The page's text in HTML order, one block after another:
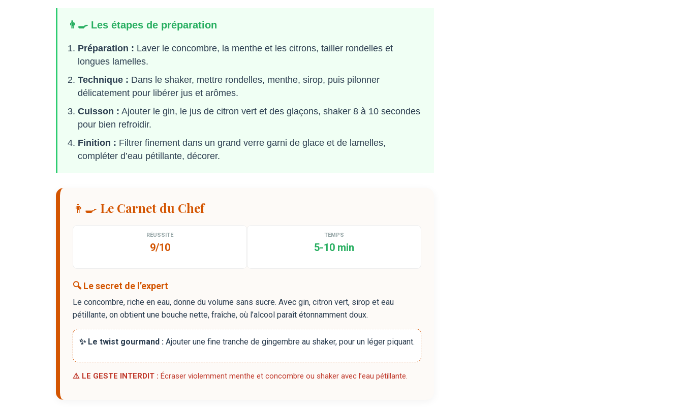
👨‍🍳 Les étapes de préparation
Préparation : Laver le concombre, la menthe et les citrons, tailler rondelles et
longues lamelles.
Technique : Dans le shaker, mettre rondelles, menthe, sirop, puis pilonner
délicatement pour libérer jus et arômes.
Cuisson : Ajouter le gin, le jus de citron vert et des glaçons, shaker 8 à 10 secondes
pour bien refroidir.
Finition : Filtrer finement dans un grand verre garni de glace et de lamelles,
compléter d’eau pétillante, décorer.
👨‍🍳 Le Carnet du Chef
RÉUSSITE
9/10
TEMPS
5-10 min
🔍 Le secret de l’expert
Le concombre, riche en eau, donne du volume sans sucre. Avec gin, citron vert, sirop et eau
pétillante, on obtient une bouche nette, fraîche, où l’alcool paraît étonnamment doux.
✨ Le twist gourmand : Ajouter une fine tranche de gingembre au shaker, pour un léger piquant.
⚠️ LE GESTE INTERDIT : Écraser violemment menthe et concombre ou shaker avec l’eau pétillante.